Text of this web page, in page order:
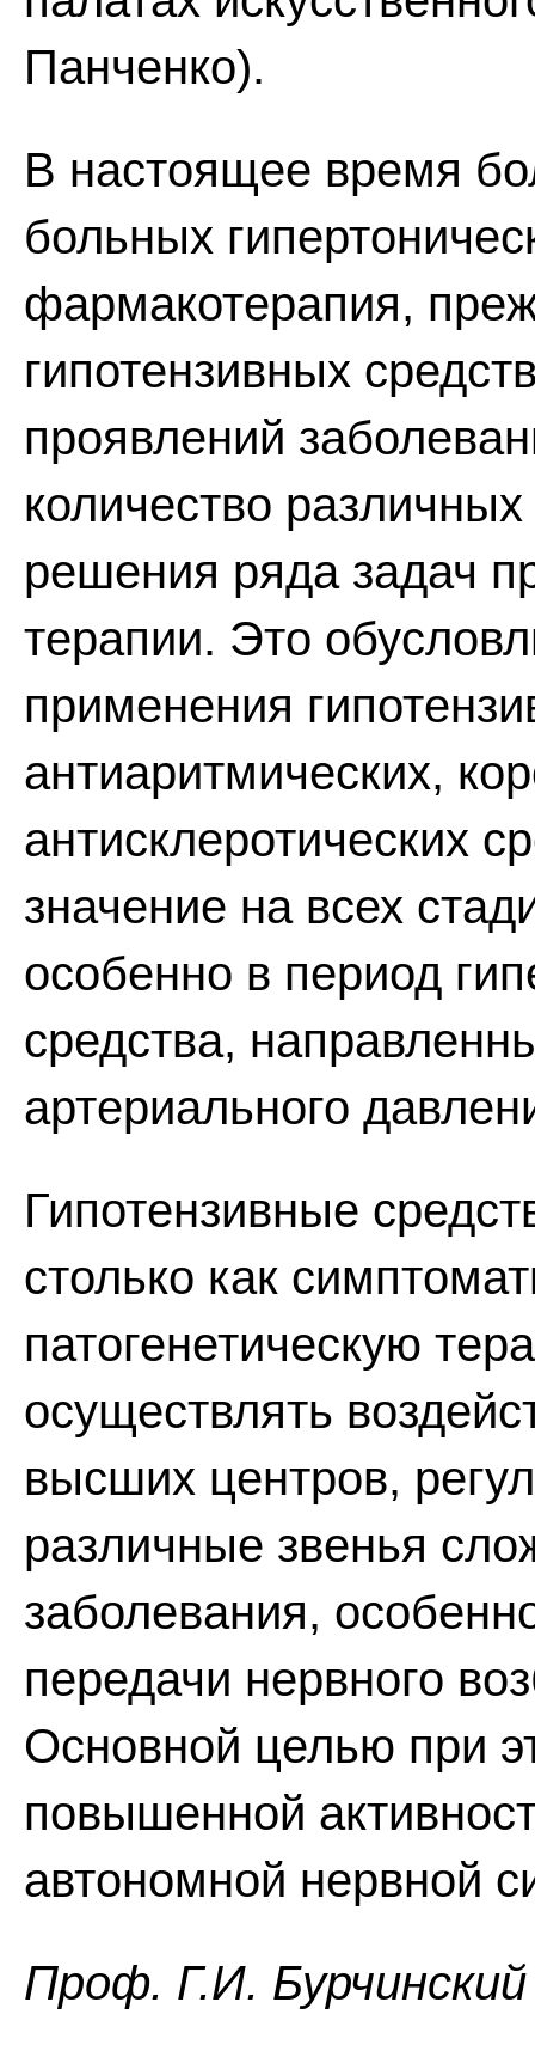
Панченко).
В настоящее время
больных
фармакотерапия,
гипотензивных
проявлений
количество
решения ряда задач
терапии. Это
применения
антиаритмических,
антисклеротических
значение на всех
особенно в период
средства,
артериального
Гипотензивные
столько как
патогенетическую
осуществлять
высших центров,
различные звенья
заболевания,
передачи нервного
Основной целью при
повышенной
автономной нервной
Проф. Г.И. Бурчинский